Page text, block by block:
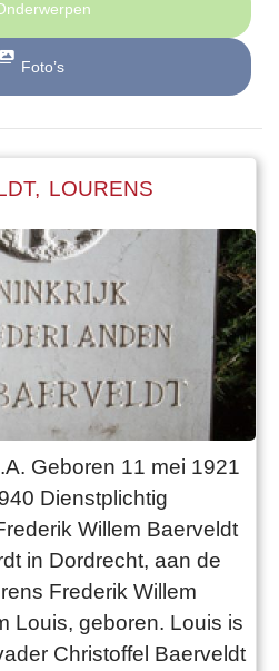
Foto’s
LOURENS
Geboren 11 mei 1921
Dienstplichtig
Willem Baerveldt
in Dordrecht, aan de
Frederik Willem
Louis, geboren. Louis is
Christoffel Baerveldt